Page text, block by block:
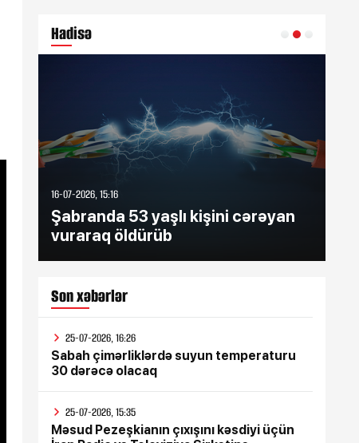
Hadisə
16-07-2026, 15:16
Şabranda 53 yaşlı kişini cərəyan
vuraraq öldürüb
Son xəbərlər
25-07-2026, 16:26
Sabah çimərliklərdə suyun temperaturu
30 dərəcə olacaq
25-07-2026, 15:35
Məsud Pezeşkianın çıxışını kəsdiyi üçün